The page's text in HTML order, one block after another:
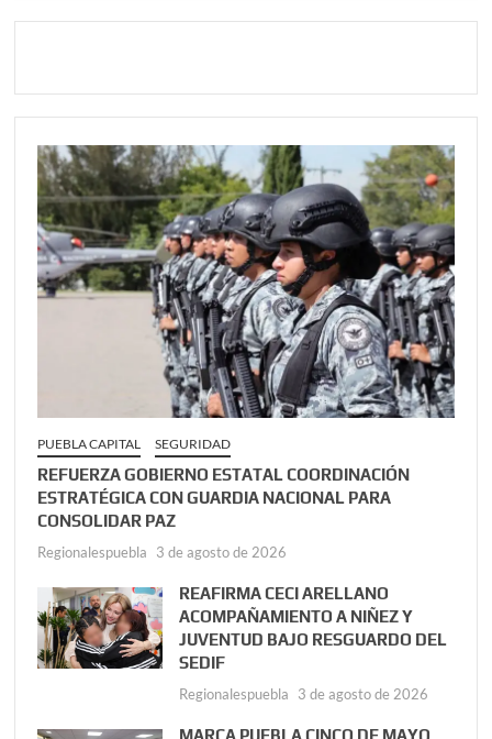
PUEBLA CAPITAL SEGURIDAD
REFUERZA GOBIERNO ESTATAL COORDINACIÓN
ESTRATÉGICA CON GUARDIA NACIONAL PARA
CONSOLIDAR PAZ
Regionalespuebla 3 de agosto de 2026
REAFIRMA CECI ARELLANO
ACOMPAÑAMIENTO A NIÑEZ Y
JUVENTUD BAJO RESGUARDO DEL
SEDIF
Regionalespuebla 3 de agosto de 2026
MARCA PUEBLA CINCO DE MAYO